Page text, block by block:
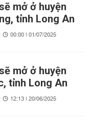
mở ở huyện
tỉnh Long An
00:00 | 01/07/2025
mở ở huyện
tỉnh Long An
12:13 | 20/06/2025